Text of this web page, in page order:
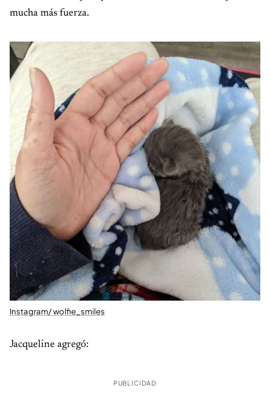
mucha más fuerza.
Instagram/ wolfie_smiles
Jacqueline agregó:
PUBLICIDAD